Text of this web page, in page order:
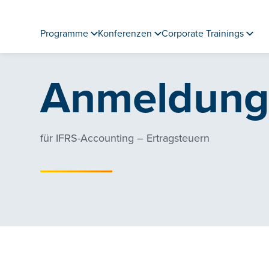
Programme Konferenzen Corporate Trainings
für IFRS-Accounting – Ertragsteuern